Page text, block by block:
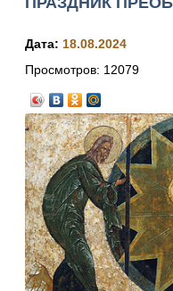
Дата: 18.08.2024
Просмотров: 12079